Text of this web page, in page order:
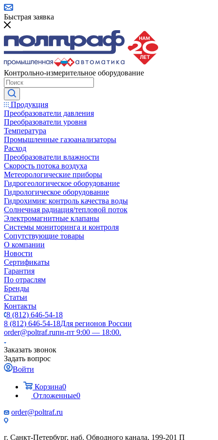
Быстрая заявка
Контрольно-измерительное оборудование
Продукция
Преобразователи давления
Преобразователи уровня
Температура
Промышленные газоанализаторы
Расход
Преобразователи влажности
Скорость потока воздуха
Метеорологические приборы
Гидрогеологическое оборудование
Гидрологическое оборудование
Гидрохимия: контроль качества воды
Солнечная радиация/тепловой поток
Электромагнитные клапаны
Системы мониторинга и контроля
Сопутствующие товары
О компании
Новости
Сертификаты
Гарантия
По отраслям
Бренды
Статьи
Контакты
8 (812) 646-54-18
8 (812) 646-54-18Для регионов России
order@poltraf.ruпн-пт 9:00 — 18:00.
Заказать звонок
Задать вопрос
Войти
Корзина0
Отложенные0
order@poltraf.ru
г. Санкт-Петербург, наб. Обводного канала, 199-201 П